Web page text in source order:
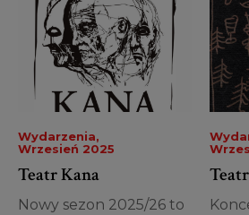
Wydarzenia
Wrzesień 2025
Teatr Kana
Nowy sezon 2025/26 to